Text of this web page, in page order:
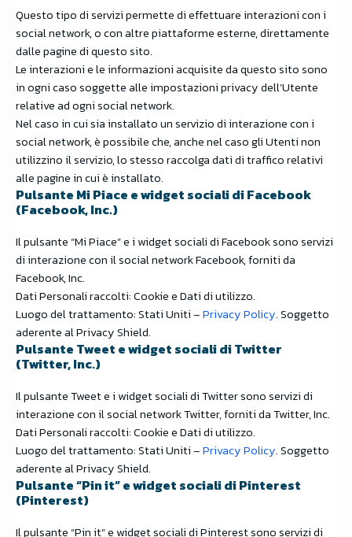
Questo tipo di servizi permette di effettuare interazioni con i
social network, o con altre piattaforme esterne, direttamente
dalle pagine di questo sito.
Le interazioni e le informazioni acquisite da questo sito sono
in ogni caso soggette alle impostazioni privacy dell’Utente
relative ad ogni social network.
Nel caso in cui sia installato un servizio di interazione con i
social network, è possibile che, anche nel caso gli Utenti non
utilizzino il servizio, lo stesso raccolga dati di traffico relativi
alle pagine in cui è installato.
Pulsante Mi Piace e widget sociali di Facebook
(Facebook, Inc.)
Il pulsante “Mi Piace” e i widget sociali di Facebook sono servizi
di interazione con il social network Facebook, forniti da
Facebook, Inc.
Dati Personali raccolti: Cookie e Dati di utilizzo.
Luogo del trattamento: Stati Uniti –Privacy Policy. Soggetto
aderente al Privacy Shield.
Pulsante Tweet e widget sociali di Twitter
(Twitter, Inc.)
Il pulsante Tweet e i widget sociali di Twitter sono servizi di
interazione con il social network Twitter, forniti da Twitter, Inc.
Dati Personali raccolti: Cookie e Dati di utilizzo.
Luogo del trattamento: Stati Uniti –Privacy Policy. Soggetto
aderente al Privacy Shield.
Pulsante “Pin it” e widget sociali di Pinterest
(Pinterest)
Il pulsante “Pin it” e widget sociali di Pinterest sono servizi di